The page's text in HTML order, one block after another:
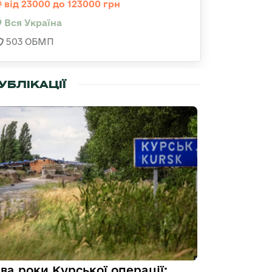
від 23000 до 123000 грн
Вся Україна
503 ОБМП